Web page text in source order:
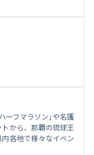
ーフマラソン」や名護
トから、那覇の琉球王
内各地で様々なイベン